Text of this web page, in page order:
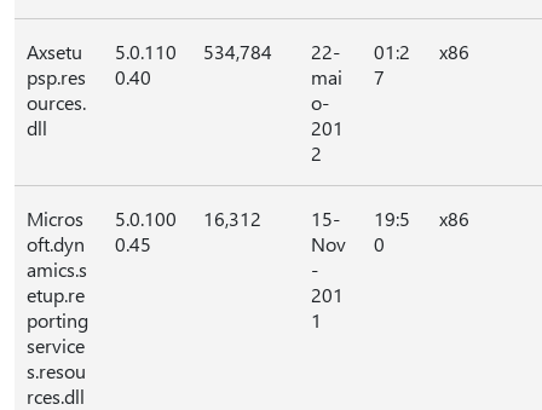
Axsetu
psp.res
ources.
dll
5.0.110
0.40
534,784
22-
mai
o-
201
2
01:2
7
x86
Micros
oft.dyn
amics.s
etup.re
porting
service
s.resou
rces.dll
5.0.100
0.45
16,312
15-
Nov
-
201
1
19:5
0
x86